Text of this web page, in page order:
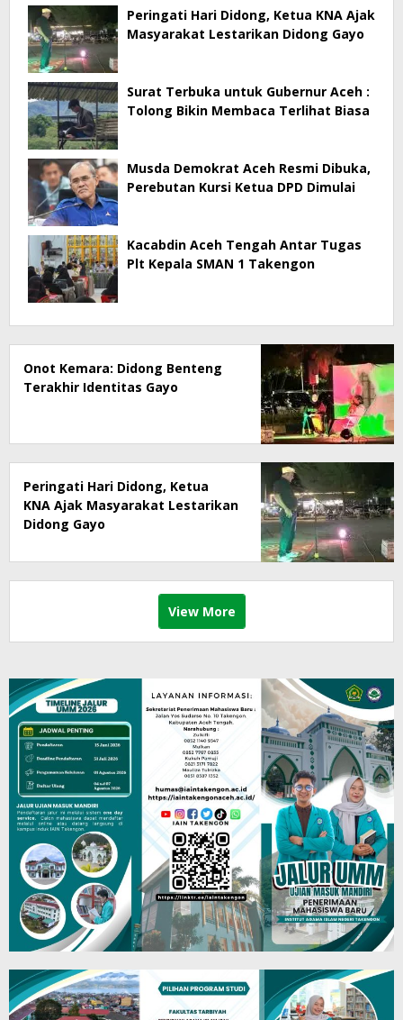
Peringati Hari Didong, Ketua KNA Ajak
Masyarakat Lestarikan Didong Gayo
Surat Terbuka untuk Gubernur Aceh :
Tolong Bikin Membaca Terlihat Biasa
Musda Demokrat Aceh Resmi Dibuka,
Perebutan Kursi Ketua DPD Dimulai
Kacabdin Aceh Tengah Antar Tugas
Plt Kepala SMAN 1 Takengon
Onot Kemara: Didong Benteng
Terakhir Identitas Gayo
Peringati Hari Didong, Ketua
KNA Ajak Masyarakat Lestarikan
Didong Gayo
View More